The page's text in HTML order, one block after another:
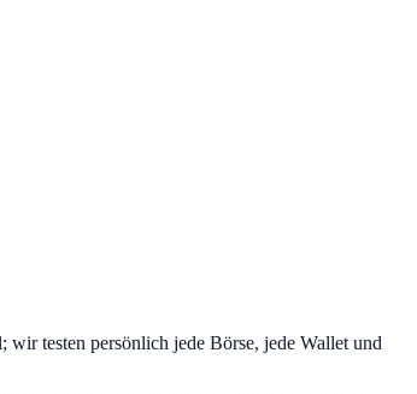
testen persönlich jede Börse, jede Wallet und